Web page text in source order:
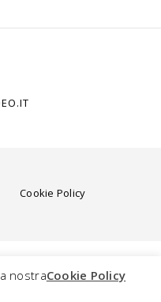
Cookie Policy
nostraCookie Policy